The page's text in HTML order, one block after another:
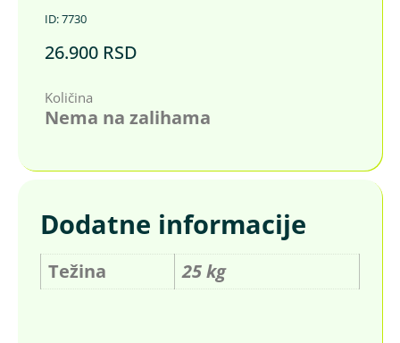
ID: 7730
26.900 RSD
Količina
Nema na zalihama
Dodatne informacije
Težina 25 kg